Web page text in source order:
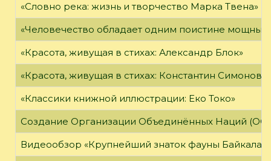
«Словно река: жизнь и творчество Марка Твена»
«Человечество обладает одним поистине
«Красота, живущая в стихах: Александр Блок»
«Красота, живущая в стихах: Константин Симонов»
«Классики книжной иллюстрации: Еко Токо»
Создание Организации Объединённых Наций
Видеообзор «Крупнейший знаток фауны Байкала»